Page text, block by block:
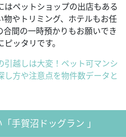
はペットショップの出店もある
物やトリミング、ホテルもお任
間の一時預かりもお願いでき
ッタリです。
引越しは大変！ペット可マンシ
し方や注意点を物件数データと
手賀沼ドッグラン 」